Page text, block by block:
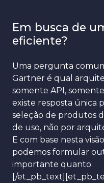
Em busca de
eficiente?
Uma pergunta
Gartner é qual
somente API,
existe resposta única
seleção de produtos
de uso, não por
E com base nesta
podemos formular
importante quanto.
[/